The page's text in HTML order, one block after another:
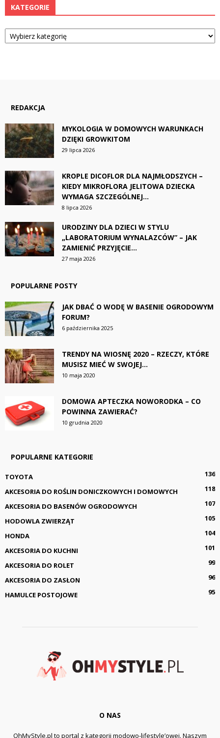
KATEGORIE
Kategorie
REDAKCJA
MYKOLOGIA W DOMOWYCH WARUNKACH
DZIĘKI GROWKITOM
29 lipca 2026
KROPLE DICOFLOR DLA NAJMŁODSZYCH –
KIEDY MIKROFLORA JELITOWA DZIECKA
WYMAGA SZCZEGÓLNEJ...
8 lipca 2026
URODZINY DLA DZIECI W STYLU
„LABORATORIUM WYNALAZCÓW” – JAK
ZAMIENIĆ PRZYJĘCIE...
27 maja 2026
POPULARNE POSTY
JAK DBAĆ O WODĘ W BASENIE OGRODOWYM
FORUM?
6 października 2025
TRENDY NA WIOSNĘ 2020 – RZECZY, KTÓRE
MUSISZ MIEĆ W SWOJEJ...
10 maja 2020
DOMOWA APTECZKA NOWORODKA – CO
POWINNA ZAWIERAĆ?
10 grudnia 2020
POPULARNE KATEGORIE
TOYOTA
136
AKCESORIA DO ROŚLIN DONICZKOWYCH I DOMOWYCH
118
AKCESORIA DO BASENÓW OGRODOWYCH
107
HODOWLA ZWIERZĄT
105
HONDA
104
AKCESORIA DO KUCHNI
101
AKCESORIA DO ROLET
99
AKCESORIA DO ZASŁON
96
HAMULCE POSTOJOWE
95
O NAS
OhMyStyle.pl to portal z kategorii modowo-lifestyle’owej. Naszym